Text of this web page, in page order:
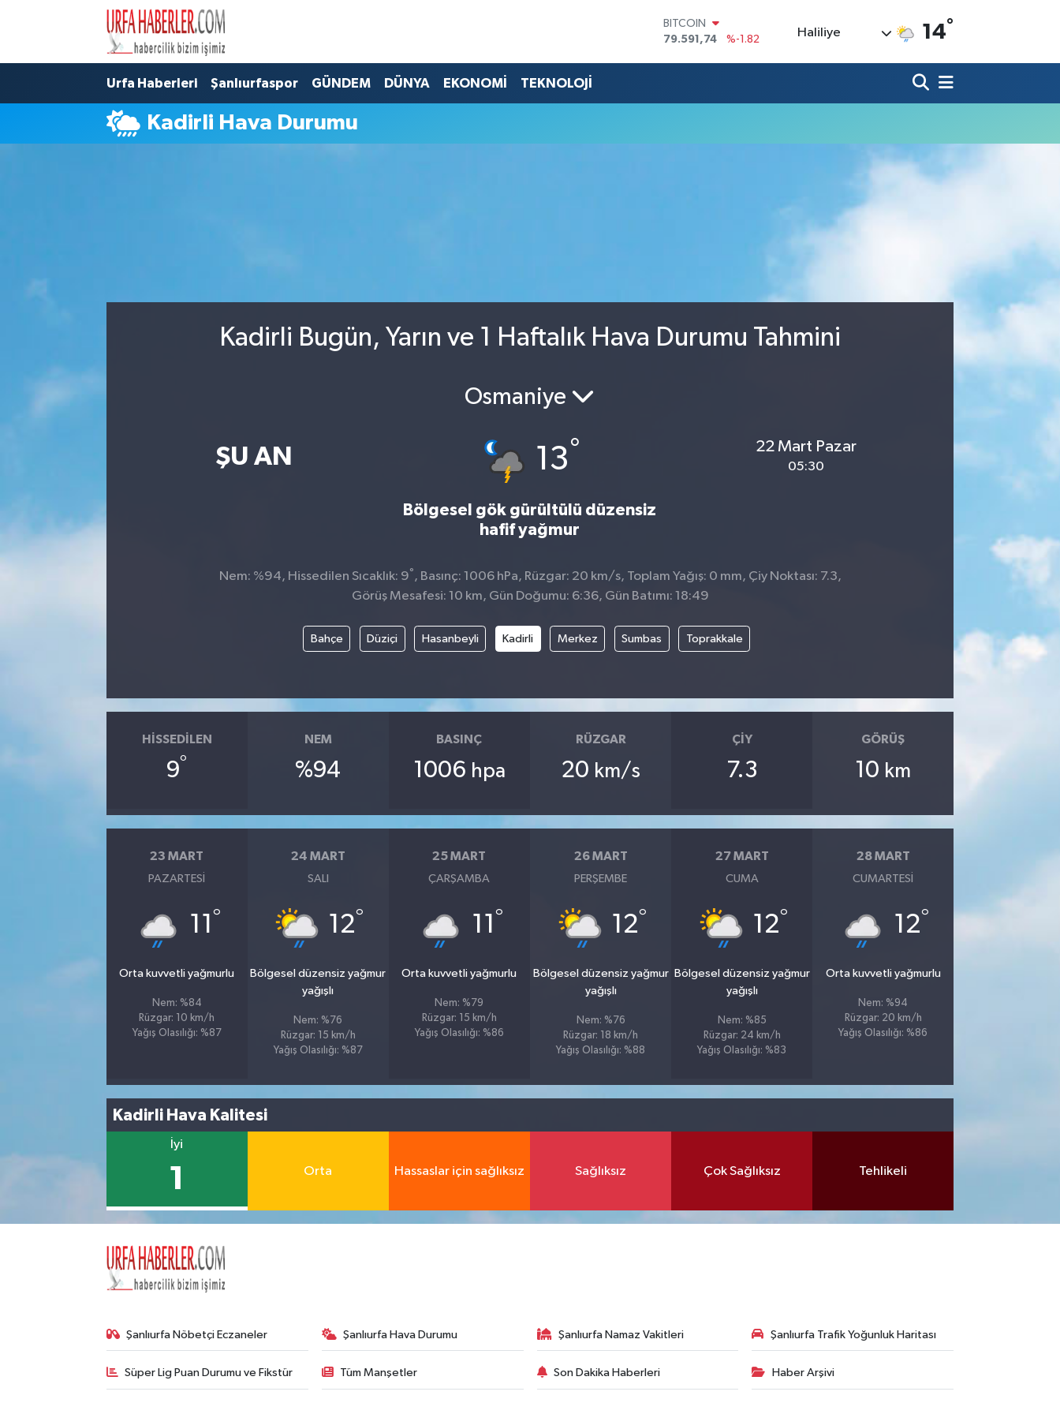
BITCOIN
79.591,74
%-1.82
53,38690
%0.19
Haliliye 14°
Urfa Haberleri Şanlıurfaspor GÜNDEM DÜNYA EKONOMİ TEKNOLOJİ
Kadirli Hava Durumu
Kadirli Bugün, Yarın ve 1 Haftalık Hava Durumu Tahmini
ŞU AN
Osmaniye
13°
Bölgesel gök gürültülü düzensiz
hafif yağmur
22 Mart Pazar
05:30
Nem: %94, Hissedilen Sıcaklık: 9° , Basınç: 1006 hPa, Rüzgar: 20 km/s, Toplam Yağış: 0 mm, Çiy Noktası: 7.3,
Görüş Mesafesi: 10 km, Gün Doğumu: 6:36, Gün Batımı: 18:49
Bahçe Düziçi Hasanbeyli Kadirli Merkez Sumbas Toprakkale
HISSEDILEN
9°
NEM
%94
BASINÇ
1006 hpa
RÜZGAR
20 km/s
ÇIY
7.3
GÖRÜŞ
10 km
23 MART
PAZARTESI
11 °
Orta kuvvetli yağmurlu
Nem: %84
Rüzgar: 10 km/h
Yağış Olasılığı: %87
24 MART
SALI
12°
Bölgesel düzensiz yağmur
yağışlı
Nem: %76
Rüzgar: 15 km/h
Yağış Olasılığı: %87
25 MART
ÇARŞAMBA
11 °
Orta kuvvetli yağmurlu
Nem: %79
Rüzgar: 15 km/h
Yağış Olasılığı: %86
26 MART
PERŞEMBE
12°
Bölgesel düzensiz yağmur
yağışlı
Nem: %76
Rüzgar: 18 km/h
Yağış Olasılığı: %88
27 MART
CUMA
12°
Bölgesel düzensiz yağmur
yağışlı
Nem: %85
Rüzgar: 24 km/h
Yağış Olasılığı: %83
28 MART
CUMARTESI
12°
Orta kuvvetli yağmurlu
Nem: %94
Rüzgar: 20 km/h
Yağış Olasılığı: %86
Kadirli Hava Kalitesi
İyi
1 Orta Hassaslar için sağlıksız Sağlıksız Çok Sağlıksız Tehlikeli
Şanlıurfa Nöbetçi Eczaneler Şanlıurfa Hava Durumu Şanlıurfa Namaz Vakitleri Şanlıurfa Trafik Yoğunluk Haritası
Süper Lig Puan Durumu ve Fikstür Tüm Manşetler Son Dakika Haberleri Haber Arşivi
Şanlıurfa Nöbetçi Eczaneler
Şanlıurfa Namaz Vakitleri
Son Dakika Haberleri